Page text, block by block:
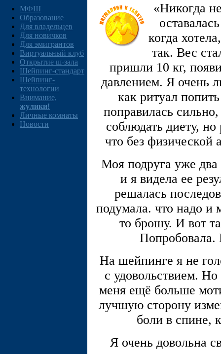
МФШ
Образование
Для владельцев
Для новичков
Для эмигрантов
Виртуальный клуб
Открытие ш-зала
Шейпинг-стандарт
Шейпинг-
технологии
Внимание,
жулики!
Личные комнаты
Новости
«Никогда
когда
так. Вес
пришли 10 кг,
давлением. Я очень
как ритуал
поправилась
соблюдать диету,
что без физической
Моя подруга уже два
и я видела ее
решалась
подумала. что надо и
то брошу. И вот
На шейпинге я не
с удовольствием. Но
меня ещё больше
лучшую сторону
боли в спине,
Я очень довольна